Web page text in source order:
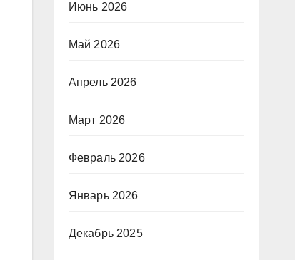
Июнь 2026
Май 2026
Апрель 2026
Март 2026
Февраль 2026
Январь 2026
Декабрь 2025